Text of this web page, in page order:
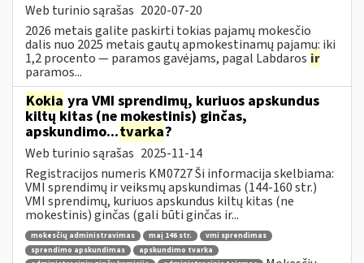
Web turinio sąrašas 2020-07-20
2026 metais galite paskirti tokias pajamų mokesčio
dalis nuo 2025 metais gautų apmokestinamų pajamų: iki
1,2 procento — paramos gavėjams, pagal Labdaros ir
paramos...
Kokia yra VMI sprendimų, kuriuos apskundus
kiltų kitas (ne mokestinis) ginčas,
apskundimo...tvarka?
Web turinio sąrašas 2025-11-14
Registracijos numeris KM0727 Ši informacija skelbiama:
VMI sprendimų ir veiksmų apskundimas (144-160 str.)
VMI sprendimų, kuriuos apskundus kiltų kitas (ne
mokestinis) ginčas (gali būti ginčas ir...
mokesčių administravimas maį 146 str.
vmi sprendimas
sprendimo apskundimas
apskundimo tvarka